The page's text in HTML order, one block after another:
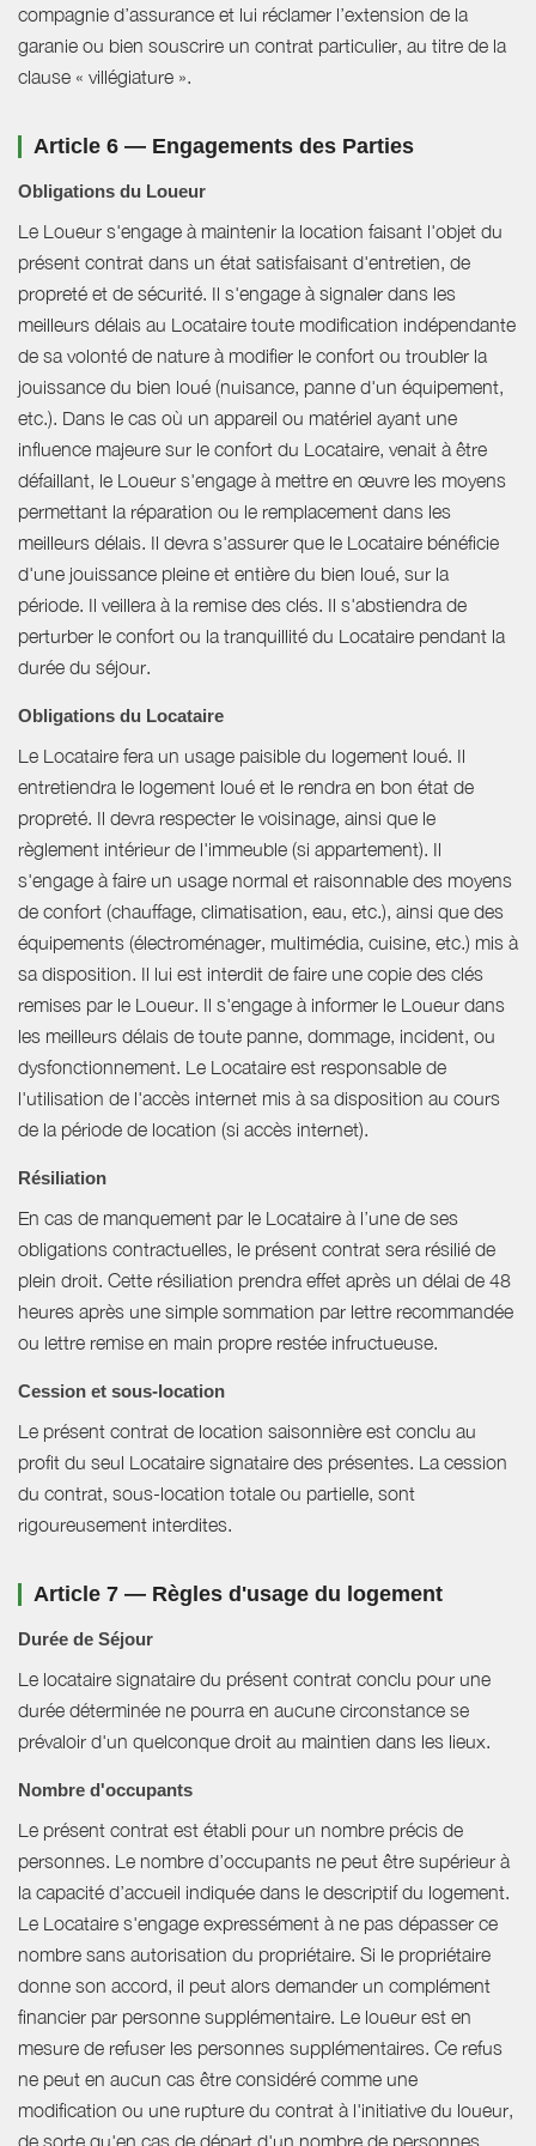
compagnie d’assurance et lui réclamer l’extension de la
garanie ou bien souscrire un contrat particulier, au titre de la
clause « villégiature ».
Article 6 — Engagements des Parties
Obligations du Loueur
Le Loueur s'engage à maintenir la location faisant l'objet du
présent contrat dans un état satisfaisant d'entretien, de
propreté et de sécurité. Il s'engage à signaler dans les
meilleurs délais au Locataire toute modification indépendante
de sa volonté de nature à modifier le confort ou troubler la
jouissance du bien loué (nuisance, panne d'un équipement,
etc.). Dans le cas où un appareil ou matériel ayant une
influence majeure sur le confort du Locataire, venait à être
défaillant, le Loueur s'engage à mettre en œuvre les moyens
permettant la réparation ou le remplacement dans les
meilleurs délais. Il devra s'assurer que le Locataire bénéficie
d'une jouissance pleine et entière du bien loué, sur la
période. Il veillera à la remise des clés. Il s'abstiendra de
perturber le confort ou la tranquillité du Locataire pendant la
durée du séjour.
Obligations du Locataire
Le Locataire fera un usage paisible du logement loué. Il
entretiendra le logement loué et le rendra en bon état de
propreté. Il devra respecter le voisinage, ainsi que le
règlement intérieur de l'immeuble (si appartement). Il
s'engage à faire un usage normal et raisonnable des moyens
de confort (chauffage, climatisation, eau, etc.), ainsi que des
équipements (électroménager, multimédia, cuisine, etc.) mis à
sa disposition. Il lui est interdit de faire une copie des clés
remises par le Loueur. Il s'engage à informer le Loueur dans
les meilleurs délais de toute panne, dommage, incident, ou
dysfonctionnement. Le Locataire est responsable de
l'utilisation de l'accès internet mis à sa disposition au cours
de la période de location (si accès internet).
Résiliation
En cas de manquement par le Locataire à l’une de ses
obligations contractuelles, le présent contrat sera résilié de
plein droit. Cette résiliation prendra effet après un délai de 48
heures après une simple sommation par lettre recommandée
ou lettre remise en main propre restée infructueuse.
Cession et sous-location
Le présent contrat de location saisonnière est conclu au
profit du seul Locataire signataire des présentes. La cession
du contrat, sous-location totale ou partielle, sont
rigoureusement interdites.
Article 7 — Règles d'usage du logement
Durée de Séjour
Le locataire signataire du présent contrat conclu pour une
durée déterminée ne pourra en aucune circonstance se
prévaloir d'un quelconque droit au maintien dans les lieux.
Nombre d'occupants
Le présent contrat est établi pour un nombre précis de
personnes. Le nombre d’occupants ne peut être supérieur à
la capacité d’accueil indiquée dans le descriptif du logement.
Le Locataire s'engage expressément à ne pas dépasser ce
nombre sans autorisation du propriétaire. Si le propriétaire
donne son accord, il peut alors demander un complément
financier par personne supplémentaire. Le loueur est en
mesure de refuser les personnes supplémentaires. Ce refus
ne peut en aucun cas être considéré comme une
modification ou une rupture du contrat à l'initiative du loueur,
de sorte qu'en cas de départ d'un nombre de personnes